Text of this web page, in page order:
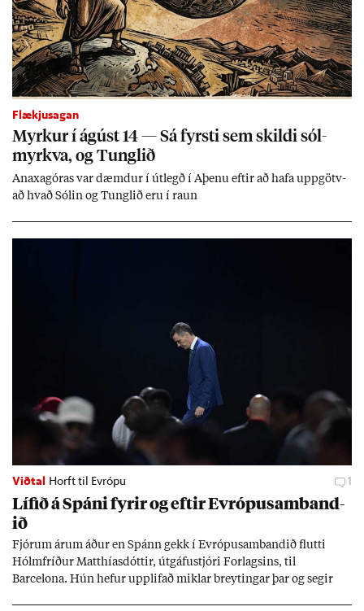
Flækjusagan
Myrk­ur í ág­úst 14 — Sá fyrsti sem skildi sól­
myrkva, og Tungl­ið
An­axagór­as var dæmd­ur í út­legð í Aþenu eft­ir að hafa upp­götv­
að hvað Sól­in og Tungl­ið eru í raun
Viðtal Horft til Evrópu 1
Líf­ið á Spáni fyr­ir og eft­ir Evr­ópu­sam­band­
ið
Fjór­um ár­um áð­ur en Spánn gekk í Evr­ópu­sam­band­ið flutti
Hólm­fríð­ur Matth­ías­dótt­ir, út­gáfu­stjóri For­lags­ins, til
Barcelona. Hún hef­ur upp­lif­að mikl­ar breyt­ing­ar þar og seg­ir